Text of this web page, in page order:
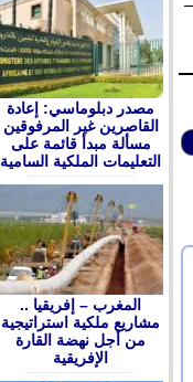
مصدر دبلوماسي: إعادة
القاصرين غير المرفوقين
مسألة مبدأ قائمة على
التعليمات الملكية السامية
المغرب – إفريقيا ..
مشاريع ملكية استراتيجية
من أجل نهضة القارة
الإفريقية